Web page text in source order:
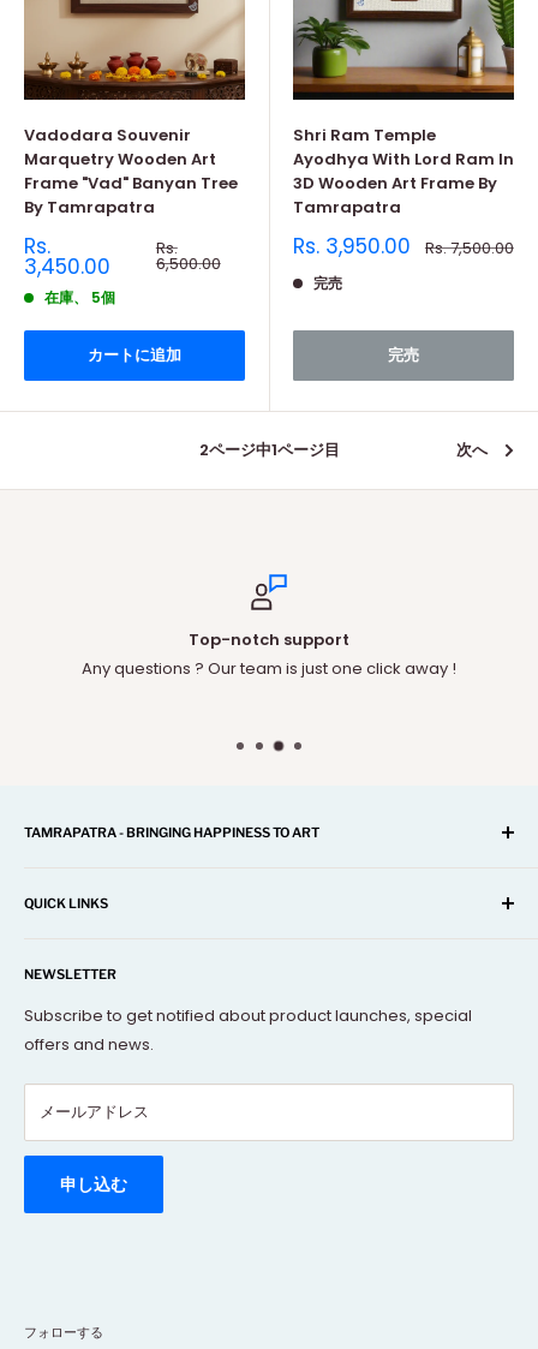
Vadodara Souvenir
Marquetry Wooden Art
Frame "Vad" Banyan Tree
By Tamrapatra
販
売
価
格
Rs.
3,450.00
通
常
価
Rs.
6,500.00
在庫、 5個
カートに追加
Shri Ram Temple
Ayodhya With Lord Ram In
3D Wooden Art Frame By
Tamrapatra
販
価
Rs. 3,950.00 通
Rs. 7,500.00
完売
完売
2ページ中1ページ目 次へ
Secure payments
Your payment information is processed securely.
TAMRAPATRA - BRINGING HAPPINESS TO ART
Gifts, Corporate and many more...
decorative objects, but without going over budget.
QUICK LINKS
About Us
Terms Of Service
FAQs
Contact Us
Refund policy
Order Tracking
Rewards Program
NEWSLETTER
Subscribe to get notified about product launches, special
offers and news.
メールアドレス
申し込む
フォローする